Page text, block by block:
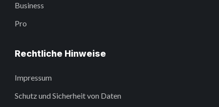
Business
Pro
Rechtliche Hinweise
Impressum
Schutz und Sicherheit von Daten